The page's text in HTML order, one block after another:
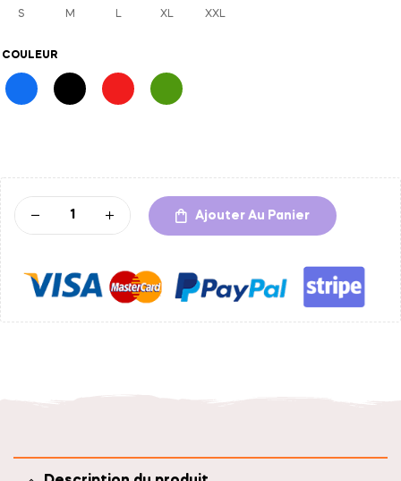
S M L XL XXL
COULEUR
Ajouter Au Panier
l
t
e
r
n
a